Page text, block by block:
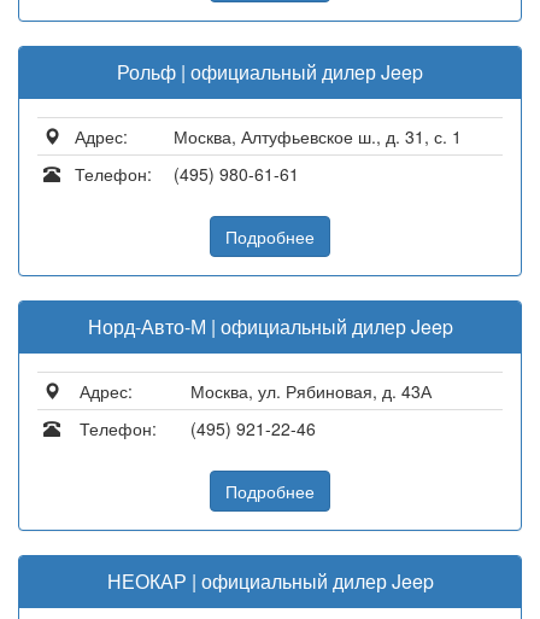
Рольф | официальный дилер Jeep
Адрес:
Москва, Алтуфьевское ш., д. 31, с. 1
Телефон:
(495) 980-61-61
Подробнее
Норд-Авто-М | официальный дилер Jeep
Адрес:
Москва, ул. Рябиновая, д. 43А
Телефон:
(495) 921-22-46
Подробнее
НЕОКАР | официальный дилер Jeep